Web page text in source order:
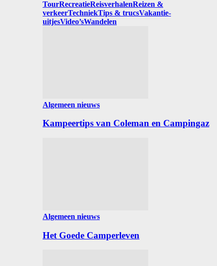
TourRecreatieReisverhalenReizen &
verkeerTechniekTips & trucsVakantie-
uitjesVideo’sWandelen
Algemeen nieuws
Kampeertips van Coleman en Campingaz
Algemeen nieuws
Het Goede Camperleven